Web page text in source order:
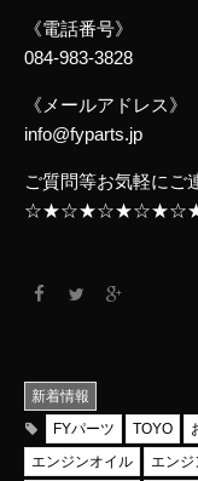
《電話番号》
084-983-3828
《メールアドレス》
info@fyparts.jp
ご質問等お気軽にご
新着情報
FYパーツ
TOYO
エンジンオイル
エンジ